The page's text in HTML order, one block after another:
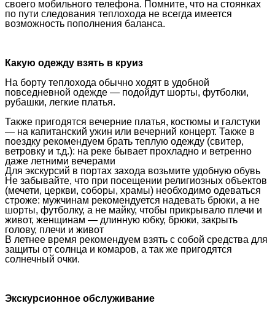
своего мобильного телефона. Помните, что на стоянках
по пути следования теплохода не всегда имеется
возможность пополнения баланса.
Какую одежду взять в круиз
На борту теплохода обычно ходят в удобной
повседневной одежде — подойдут шорты, футболки,
рубашки, легкие платья.
Также пригодятся вечерние платья, костюмы и галстуки
— на капитанский ужин или вечерний концерт. Также в
поездку рекомендуем брать теплую одежду (свитер,
ветровку и т.д.): на реке бывает прохладно и ветренно
даже летними вечерами
Для экскурсий в портах захода возьмите удобную обувь
Не забывайте, что при посещении религиозных объектов
(мечети, церкви, соборы, храмы) необходимо одеваться
строже: мужчинам рекомендуется надевать брюки, а не
шорты, футболку, а не майку, чтобы прикрывало плечи и
живот, женщинам — длинную юбку, брюки, закрыть
голову, плечи и живот
В летнее время рекомендуем взять с собой средства для
защиты от солнца и комаров, а так же пригодятся
солнечный очки.
Экскурсионное обслуживание